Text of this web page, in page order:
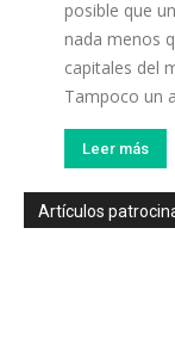
posible que
nada menos
capitales del
Tampoco un
Leer más
Artículos